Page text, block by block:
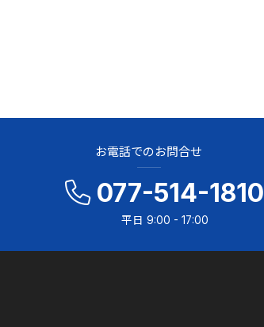
お電話でのお問合せ
077-514-1810
平日 9:00 - 17:00